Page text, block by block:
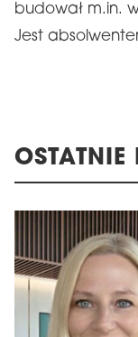
budował m.in.
Jest
OSTATNIE